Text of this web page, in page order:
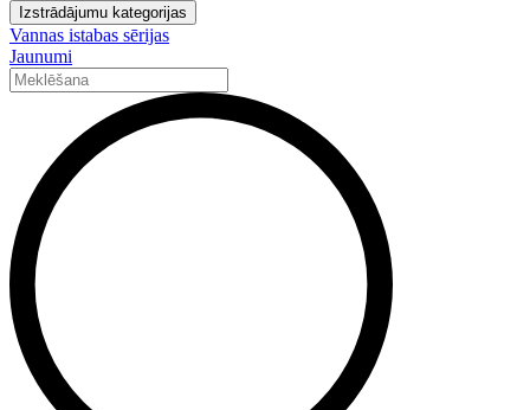
Izstrādājumu kategorijas
Vannas istabas sērijas
Jaunumi